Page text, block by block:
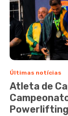
Últimas notícias
Atleta de
Powerlifting